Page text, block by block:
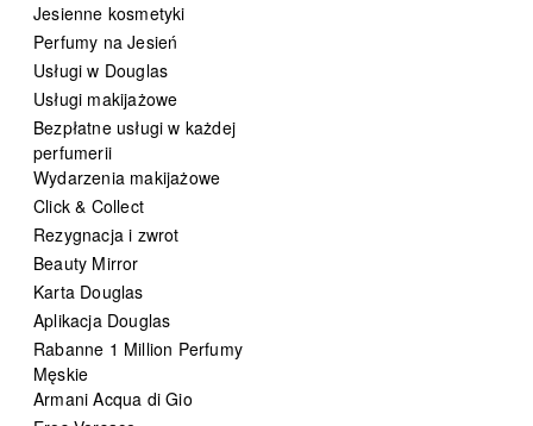
Jesienne kosmetyki
Perfumy na Jesień
Usługi w Douglas
Usługi makijażowe
Bezpłatne usługi w każdej
perfumerii
Wydarzenia makijażowe
Click & Collect
Rezygnacja i zwrot
Beauty Mirror
Karta Douglas
Aplikacja Douglas
Rabanne 1 Million Perfumy
Męskie
Armani Acqua di Gio